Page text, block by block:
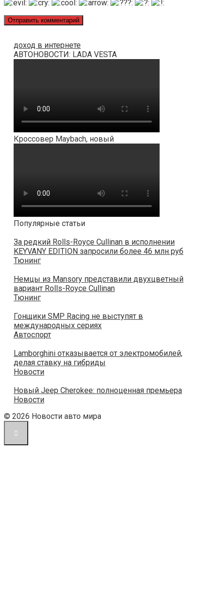
доход в интернете
АВТОНОВОСТИ: LADA VESTA
Кроссовер Maybach, новый
Популярные статьи
За редкий Rolls-Royce Cullinan в исполнении
KEYVANY EDITION запросили более 46 млн руб
Тюнинг
Немцы из Mansory представили двухцветный
вариант Rolls-Royce Cullinan
Тюнинг
Гонщики SMP Racing не выступят в
международных сериях
Автоспорт
Lamborghini отказывается от электромобилей,
делая ставку на гибриды
Новости
Новый Jeep Cherokee: полноценная премьера
Новости
© 2026 Новости авто мира